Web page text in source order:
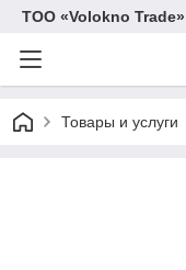
ТОО «Volokno Trade»
Товары и услуги